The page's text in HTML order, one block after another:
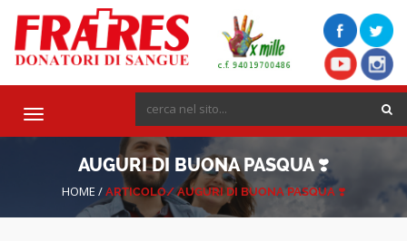
Toggle
AUGURI DI BUONA PASQUA ❣️
HOME / ARTICOLO/ AUGURI DI BUONA PASQUA ❣️